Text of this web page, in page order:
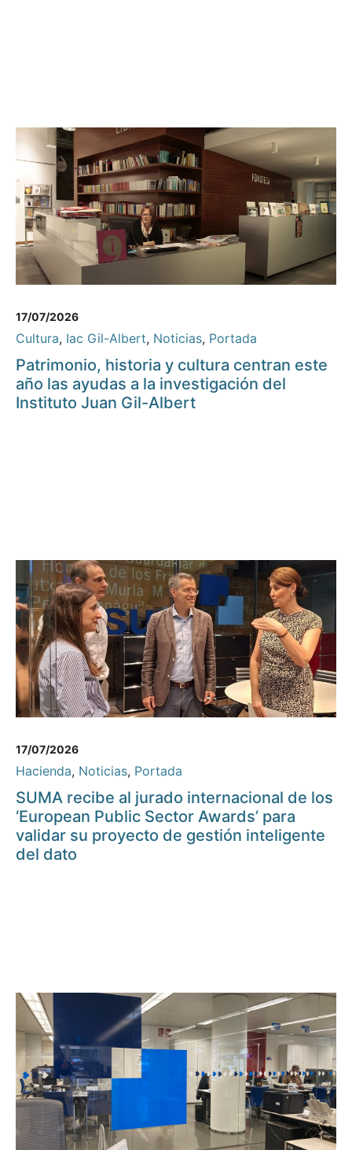
17/07/2026
Cultura, Iac Gil-Albert, Noticias, Portada
Patrimonio, historia y cultura centran este
año las ayudas a la investigación del
Instituto Juan Gil-Albert
17/07/2026
Hacienda, Noticias, Portada
SUMA recibe al jurado internacional de los
‘European Public Sector Awards’ para
validar su proyecto de gestión inteligente
del dato